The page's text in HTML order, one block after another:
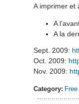
A imprimer et
A
A la
Sept. 2009:
Oct. 2009:
Nov. 2009:
Category: Free